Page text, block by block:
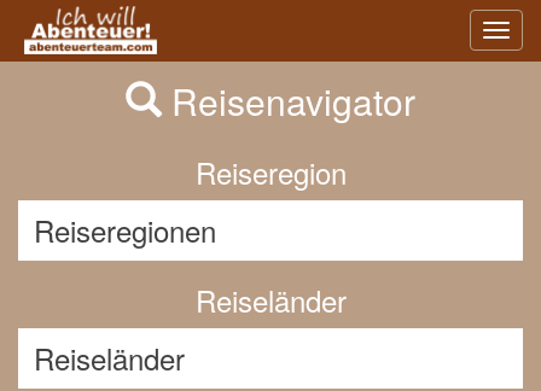
Previous
Reisenavigator
Reiseregion
Reiseländer